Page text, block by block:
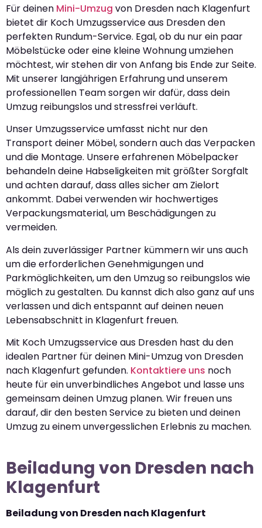
Für deinen Mini-Umzug von Dresden nach Klagenfurt
bietet dir Koch Umzugsservice aus Dresden den
perfekten Rundum-Service. Egal, ob du nur ein paar
Möbelstücke oder eine kleine Wohnung umziehen
möchtest, wir stehen dir von Anfang bis Ende zur Seite.
Mit unserer langjährigen Erfahrung und unserem
professionellen Team sorgen wir dafür, dass dein
Umzug reibungslos und stressfrei verläuft.
Unser Umzugsservice umfasst nicht nur den
Transport deiner Möbel, sondern auch das Verpacken
und die Montage. Unsere erfahrenen Möbelpacker
behandeln deine Habseligkeiten mit größter Sorgfalt
und achten darauf, dass alles sicher am Zielort
ankommt. Dabei verwenden wir hochwertiges
Verpackungsmaterial, um Beschädigungen zu
vermeiden.
Als dein zuverlässiger Partner kümmern wir uns auch
um die erforderlichen Genehmigungen und
Parkmöglichkeiten, um den Umzug so reibungslos wie
möglich zu gestalten. Du kannst dich also ganz auf uns
verlassen und dich entspannt auf deinen neuen
Lebensabschnitt in Klagenfurt freuen.
Mit Koch Umzugsservice aus Dresden hast du den
idealen Partner für deinen Mini-Umzug von Dresden
nach Klagenfurt gefunden. Kontaktiere uns noch
heute für ein unverbindliches Angebot und lasse uns
gemeinsam deinen Umzug planen. Wir freuen uns
darauf, dir den besten Service zu bieten und deinen
Umzug zu einem unvergesslichen Erlebnis zu machen.
Beiladung von Dresden nach
Klagenfurt
Beiladung von Dresden nach Klagenfurt